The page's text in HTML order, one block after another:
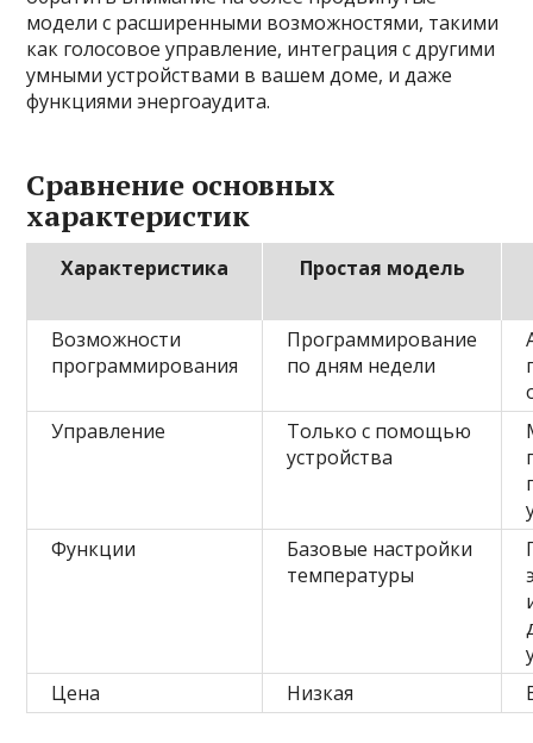
модели с расширенными возможностями, такими
как голосовое управление, интеграция с другими
умными устройствами в вашем доме, и даже
функциями энергоаудита.
Сравнение основных
характеристик
Характеристика Простая модель
Возможности
программирования
Программирование
по дням недели
Управление
Только с помощью
устройства
Функции
Базовые настройки
температуры
Цена
Низкая